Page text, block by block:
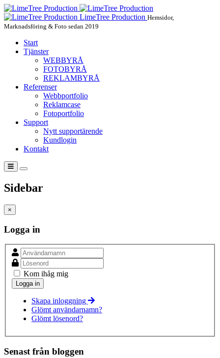
LimeTree Production Hemsidor,
Marknadsföring & Foto sedan 2019
Start
Tjänster
WEBBYRÅ
FOTOBYRÅ
REKLAMBYRÅ
Referenser
Webbportfolio
Reklamcase
Fotoportfolio
Support
Nytt supportärende
Kundlogin
Kontakt
Sidebar
×
Logga in
Kom ihåg mig
Skapa inloggning
Glömt användarnamn?
Glömt lösenord?
Senast från bloggen